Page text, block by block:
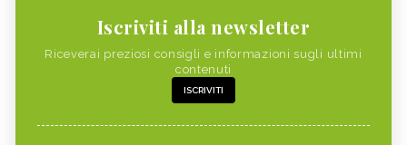
Iscriviti alla newsletter
Riceverai preziosi consigli e informazioni sugli ultimi
contenuti
ISCRIVITI